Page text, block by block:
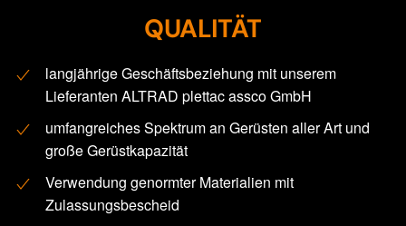
QUALITÄT
langjährige Geschäftsbeziehung mit unserem
Lieferanten ALTRAD plettac assco GmbH
umfangreiches Spektrum an Gerüsten aller Art und
große Gerüstkapazität
Verwendung genormter Materialien mit
Zulassungsbescheid